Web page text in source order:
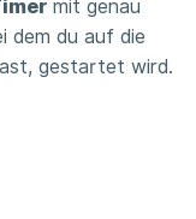
mit genau
dem du auf die
gestartet wird.